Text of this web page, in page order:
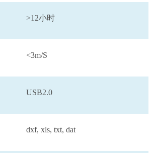
>12小时
<3m/S
USB2.0
dxf, xls, txt, dat